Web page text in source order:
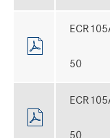
50
50